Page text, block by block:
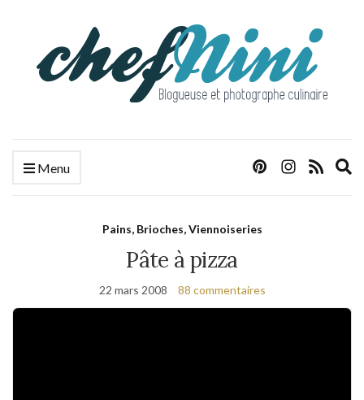
Menu
Pains, Brioches, Viennoiseries
Pâte à pizza
22 mars 2008 88 commentaires